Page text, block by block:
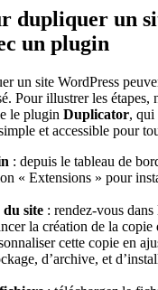
dupliquer un
un plugin
un site WordPress
Pour illustrer les étapes,
le plugin Duplicator, qui
et accessible pour
: depuis le tableau de
« Extensions » pour
du site : rendez-vous dans
la création de la copie
cette copie en
d’archive, et